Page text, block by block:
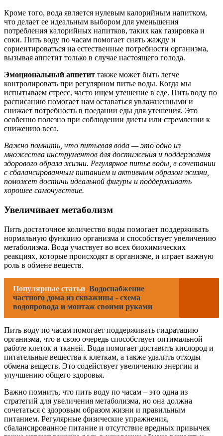
Кроме того, вода является нулевым калорийным напитком,
что делает ее идеальным выбором для уменьшения
потребления калорийных напитков, таких как газировка и
соки. Пить воду по часам помогает снять жажду и
сориентироваться на естественные потребности организма,
вызывая аппетит только в случае настоящего голода.
Эмоциональный аппетит также может быть легче
контролировать при регулярном питье воды. Когда мы
испытываем стресс, часто ищем утешение в еде. Пить воду по
расписанию помогает нам оставаться увлажненными и
снижает потребность в поедании еды для утешения. Это
особенно полезно при соблюдении диеты или стремлении к
снижению веса.
Важно помнить, что питьевая вода — это одно из
множества инструментов для достижения и поддержания
здорового образа жизни. Регулярное питье воды, в сочетании
с сбалансированным питанием и активным образом жизни,
поможет достичь идеальной фигуры и поддерживать
хорошее самочувствие.
Увеличивает метаболизм
Пить достаточное количество воды помогает поддерживать
нормальную функцию организма и способствует увеличению
метаболизма. Вода участвует во всех биохимических
реакциях, которые происходят в организме, и играет важную
роль в обмене веществ.
Популярные статьи Водоснабжение
частного дома из скважины - схема
водопровода и монтаж своими руками
Пить воду по часам помогает поддерживать гидратацию
организма, что в свою очередь способствует оптимальной
работе клеток и тканей. Вода помогает доставить кислород и
питательные вещества к клеткам, а также удалить отходы
обмена веществ. Это содействует увеличению энергии и
улучшению общего здоровья.
Важно помнить, что пить воду по часам – это одна из
стратегий для увеличения метаболизма, но она должна
сочетаться с здоровым образом жизни и правильным
питанием. Регулярные физические упражнения,
сбалансированное питание и отсутствие вредных привычек